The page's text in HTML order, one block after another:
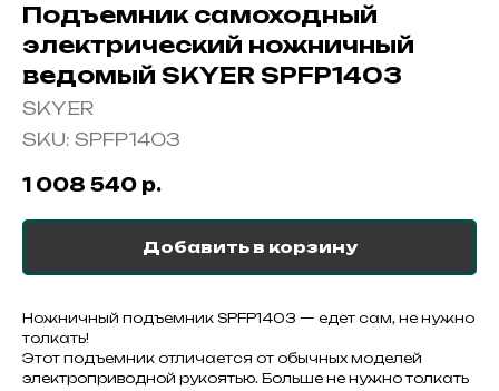
Подъемник самоходный
электрический ножничный
ведомый SKYER SPFP1403
SKYER
SKU: SPFP1403
1 008 540 р.
Добавить в корзину
Ножничный подъемник SPFP1403 — едет сам, не нужно
толкать!
Этот подъемник отличается от обычных моделей
электроприводной рукоятью. Больше не нужно толкать